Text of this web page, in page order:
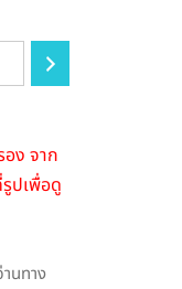
อง จาก
ปเพื่อดู
นทาง